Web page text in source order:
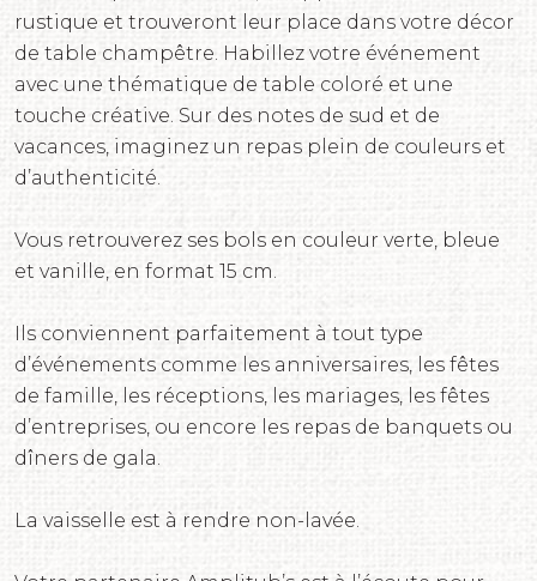
rustique et trouveront leur place dans votre décor
de table champêtre. Habillez votre événement
avec une thématique de table coloré et une
touche créative. Sur des notes de sud et de
vacances, imaginez un repas plein de couleurs et
d’authenticité.
Vous retrouverez ses bols en couleur verte, bleue
et vanille, en format 15 cm.
Ils conviennent parfaitement à tout type
d’événements comme les anniversaires, les fêtes
de famille, les réceptions, les mariages, les fêtes
d’entreprises, ou encore les repas de banquets ou
dîners de gala.
La vaisselle est à rendre non-lavée.